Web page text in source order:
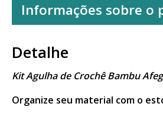
Informações sobre o
Detalhe
Kit Agulha de Crochê Bambu
Organize seu material com o